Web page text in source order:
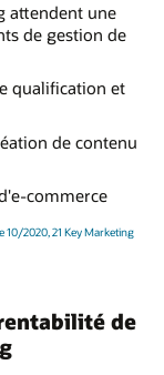
attendent une
de gestion de
qualification et
de contenu
commerce
10/2020,21 Key Marketing
de